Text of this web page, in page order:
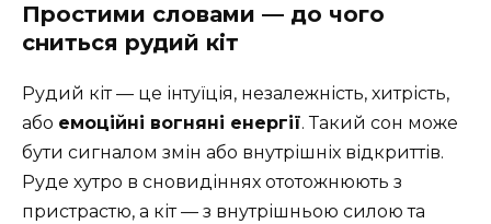
Простими словами — до чого
сниться рудий кіт
Рудий кіт — це інтуїція, незалежність, хитрість,
або емоційні вогняні енергії. Такий сон може
бути сигналом змін або внутрішніх відкриттів.
Руде хутро в сновидіннях ототожнюють з
пристрастю, а кіт — з внутрішньою силою та